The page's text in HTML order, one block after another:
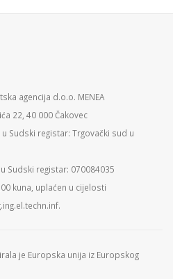
agencija d.o.o. MENEA
22, 40 000 Čakovec
Sudski registar: Trgovački sud u
Sudski registar: 070084035
kuna, uplaćen u cijelosti
je Europska unija iz Europskog